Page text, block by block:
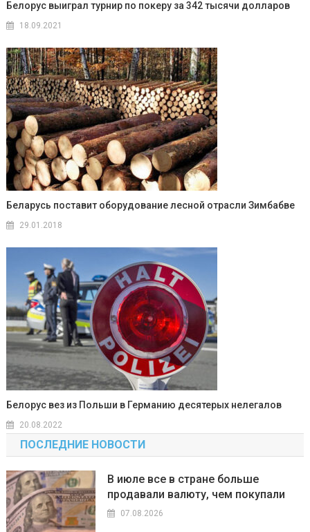
Белорус выиграл турнир по покеру за 342 тысячи долларов
18.09.2021
Беларусь поставит оборудование лесной отрасли Зимбабве
29.01.2018
Белорус вез из Польши в Германию десятерых нелегалов
20.08.2022
ПОСЛЕДНИЕ НОВОСТИ
В июле все в стране больше
продавали валюту, чем покупали
07.08.2026